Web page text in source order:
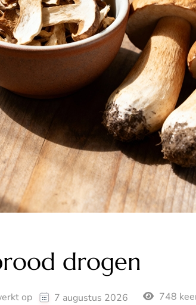
drogen
op 7 augustus 2026 748